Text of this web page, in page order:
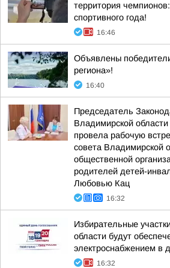
территория
спортивного года!
16:46
Объявлены
региона»!
16:40
Председатель
Владимирской
провела рабочую
совета Владимирской
общественной
родителей детей-
Любовью Кац
16:32
Избирательные
области будут
электроснабжением в
16:32